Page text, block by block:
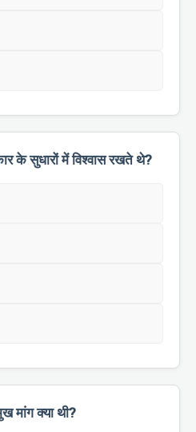
के सुधारों में विश्वास रखते थे?
मांग क्या थी?